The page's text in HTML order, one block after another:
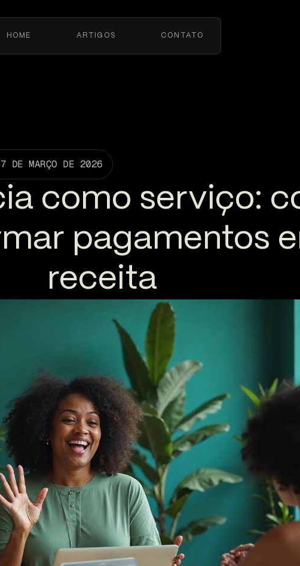
HOME ARTIGOS CONTATO
DE MARÇO DE 2026
como serviço:
pagamentos
receita